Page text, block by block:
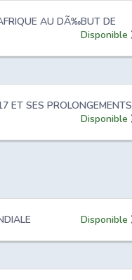
AU DÃ‰BUT DE
Disponible
ET SES PROLONGEMENTS
Disponible
Disponible